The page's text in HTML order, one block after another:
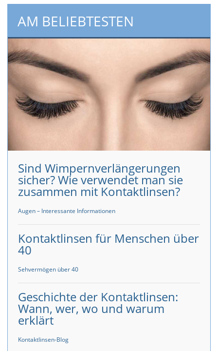
AM BELIEBTESTEN
Sind Wimpernverlängerungen
sicher? Wie verwendet man sie
zusammen mit Kontaktlinsen?
Augen – Interessante Informationen
Kontaktlinsen für Menschen über
40
Sehvermögen über 40
Geschichte der Kontaktlinsen:
Wann, wer, wo und warum
erklärt
Kontaktlinsen-Blog